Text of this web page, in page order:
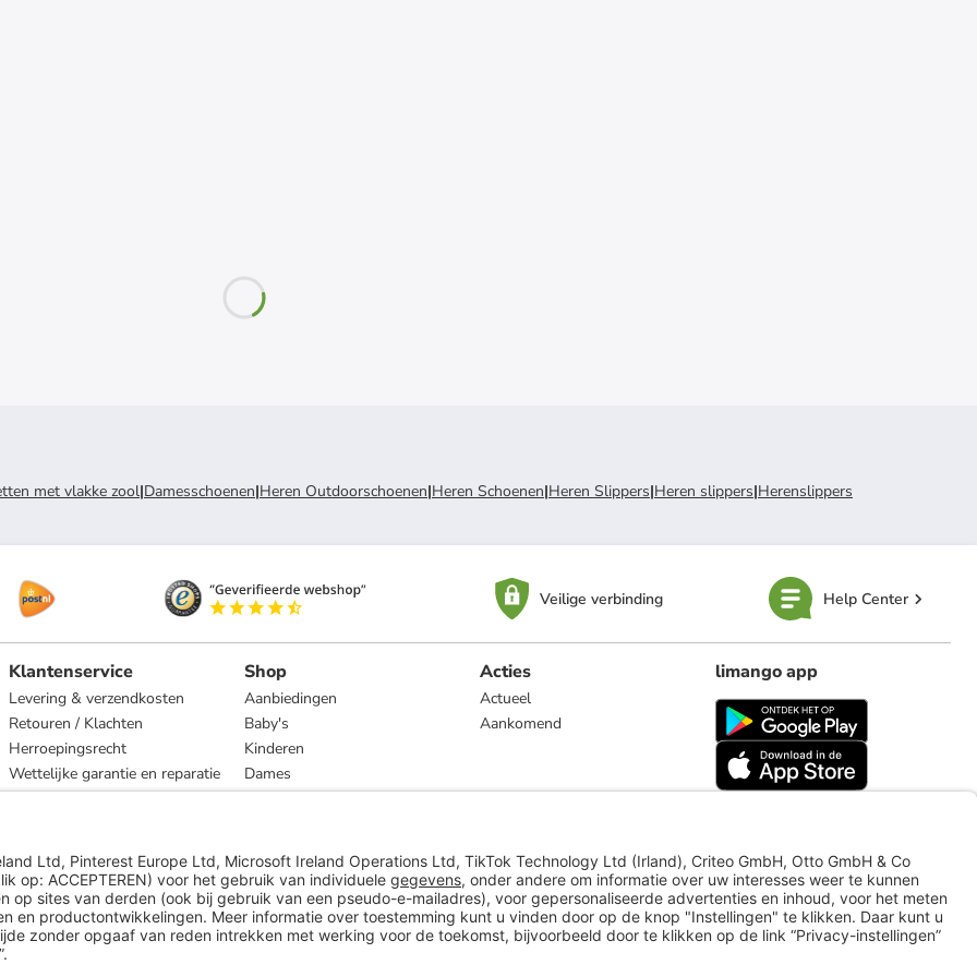
met vlakke zool|Damesschoenen|Heren Outdoorschoenen|Heren Schoenen|Heren Slippers|Heren slippers|Herenslippers
Veilige verbinding Help Center
Klantenservice
Levering & verzendkosten
Retouren / Klachten
Herroepingsrecht
Wettelijke garantie en reparatie
Shop
Aanbiedingen
Baby's
Kinderen
Dames
Heren
Acties
Actueel
Aankomend
limango app
limango.de limango.pl